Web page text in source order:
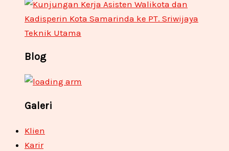
Blog
Galeri
Klien
Karir